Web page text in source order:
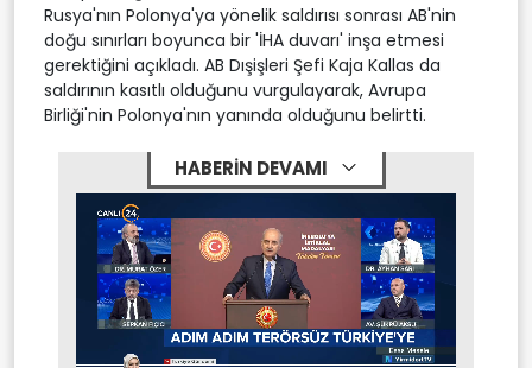
Rusya'nın Polonya'ya yönelik saldırısı sonrası AB'nin
doğu sınırları boyunca bir 'İHA duvarı' inşa etmesi
gerektiğini açıkladı. AB Dışişleri Şefi Kaja Kallas da
saldırının kasıtlı olduğunu vurgulayarak, Avrupa
Birliği'nin Polonya'nın yanında olduğunu belirtti.
HABERİN DEVAMI